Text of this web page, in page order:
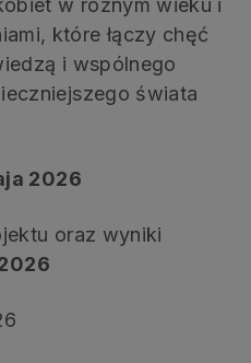
w różnym wieku i
które łączy chęć
i wspólnego
świata
2026
oraz wyniki